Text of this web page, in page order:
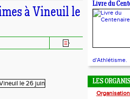
à Vineuil le
Livre du
d'Athlétisme.
LES